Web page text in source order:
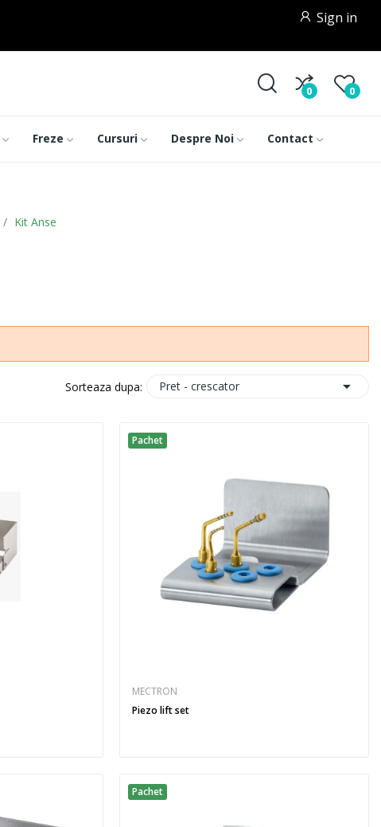
Sign in
0 0
Freze Cursuri Despre Noi Contact
Kit Anse
Sorteaza dupa: Pret - crescator 
Pachet
MECTRON
Piezo lift set
Pachet